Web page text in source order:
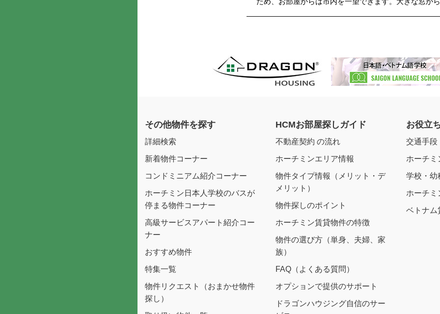
その他物件を探す
詳細検索
新着物件コーナー
コンドミニアム紹介コーナー
ホーチミン日本人学校のバスが
停まる物件コーナー
高級サービスアパート紹介コー
ナー
おすすめ物件
特集一覧
物件リクエスト（おまかせ物件
探し）
HCMお部屋探しガイド
不動産契約 の流れ
ホーチミンエリア情報
物件タイプ情報（メリット・デ
メリット）
物件探しのポイント
ホーチミン賃貸物件の特徴
物件の選び方（単身、夫婦、家
族）
FAQ（よくある質問）
オプションで提供のサポート
ドラゴンハウジング自信のサー
お役立
交通手段
ホーチミ
学校・幼
ホーチミ
ベトナム